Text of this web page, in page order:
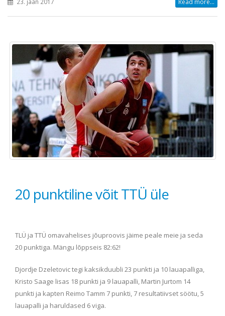
Read more...
20 punktiline võit TTÜ üle
TLÜ ja TTÜ omavahelises jõuproovis jäime peale meie ja seda
20 punktiga. Mängu lõppseis 82:62!
Djordje Dzeletovic tegi kaksikduubli 23 punkti ja 10 lauapalliga,
Kristo Saage lisas 18 punkti ja 9 lauapalli, Martin Jurtom 14
punkti ja kapten Reimo Tamm 7 punkti, 7 resultatiivset söötu, 5
lauapalli ja haruldased 6 viga.